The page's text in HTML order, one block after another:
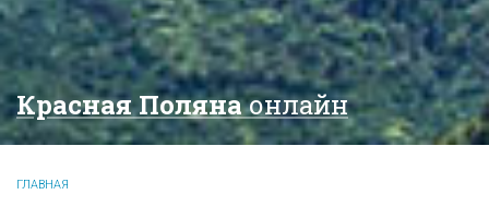
Красная Полянаонлайн
ГЛАВНАЯ